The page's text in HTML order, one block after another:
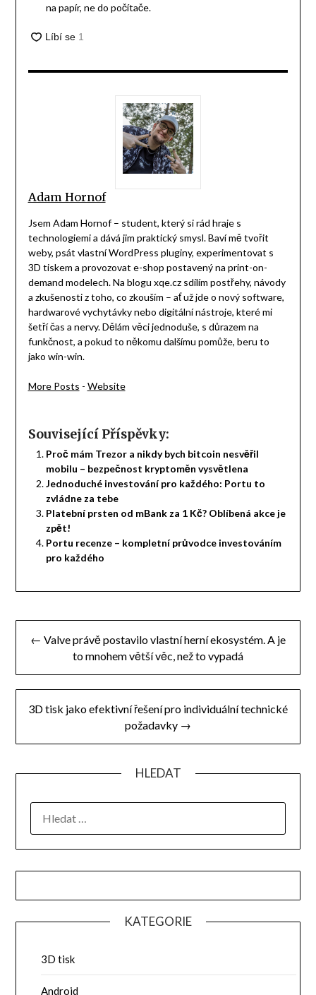
na papír, ne do počítače.
Adam Hornof
Jsem Adam Hornof – student, který si rád hraje s
technologiemi a dává jim praktický smysl. Baví mě tvořit
weby, psát vlastní WordPress pluginy, experimentovat s
3D tiskem a provozovat e-shop postavený na print-on-
demand modelech. Na blogu xqe.cz sdílím postřehy, návody
a zkušenosti z toho, co zkouším – ať už jde o nový software,
hardwarové vychytávky nebo digitální nástroje, které mi
šetří čas a nervy. Dělám věci jednoduše, s důrazem na
funkčnost, a pokud to někomu dalšímu pomůže, beru to
jako win-win.
More Posts - Website
Související Příspěvky:
Proč mám Trezor a nikdy bych bitcoin nesvěřil
mobilu – bezpečnost kryptoměn vysvětlena
Jednoduché investování pro každého: Portu to
zvládne za tebe
Platební prsten od mBank za 1 Kč? Oblíbená akce je
zpět!
Portu recenze – kompletní průvodce investováním
pro každého
Navigace
příspěvek
← Valve právě postavilo vlastní herní ekosystém. A je
to mnohem větší věc, než to vypadá
3D tisk jako efektivní řešení pro individuální technické
požadavky →
HLEDAT
KATEGORIE
3D tisk
Android